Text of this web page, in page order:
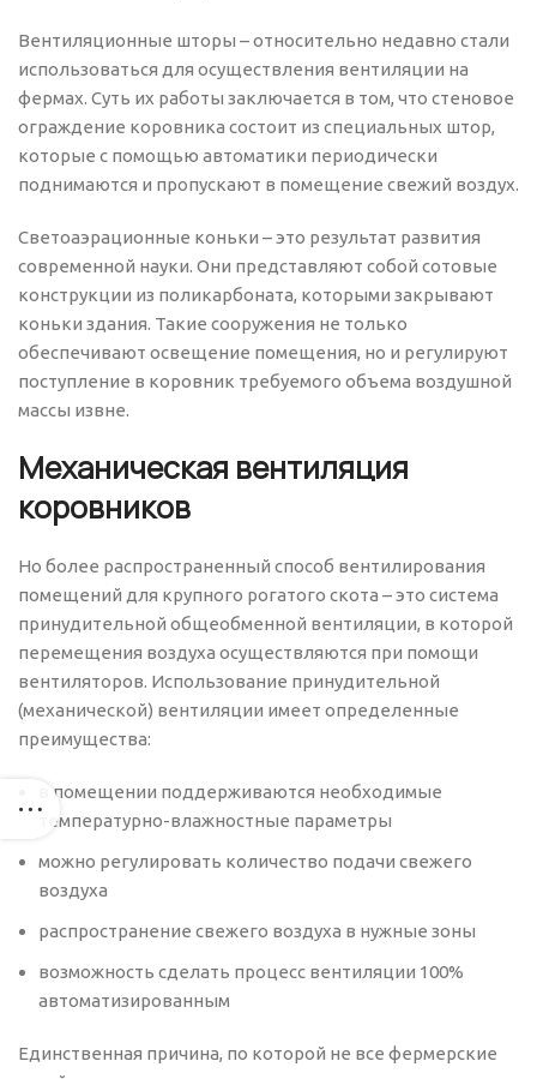
Вентиляционные шторы – относительно недавно стали
использоваться для осуществления вентиляции на
фермах. Суть их работы заключается в том, что стеновое
ограждение коровника состоит из специальных штор,
которые с помощью автоматики периодически
поднимаются и пропускают в помещение свежий воздух.
Светоаэрационные коньки – это результат развития
современной науки. Они представляют собой сотовые
конструкции из поликарбоната, которыми закрывают
коньки здания. Такие сооружения не только
обеспечивают освещение помещения, но и регулируют
поступление в коровник требуемого объема воздушной
массы извне.
Механическая вентиляция
коровников
Но более распространенный способ вентилирования
помещений для крупного рогатого скота – это система
принудительной общеобменной вентиляции, в которой
перемещения воздуха осуществляются при помощи
вентиляторов. Использование принудительной
(механической) вентиляции имеет определенные
преимущества:
в помещении поддерживаются необходимые
температурно-влажностные параметры
можно регулировать количество подачи свежего
воздуха
распространение свежего воздуха в нужные зоны
возможность сделать процесс вентиляции 100%
автоматизированным
Единственная причина, по которой не все фермерские